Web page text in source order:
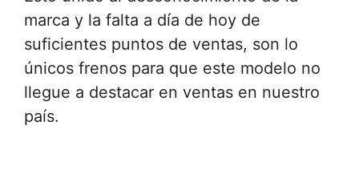
marca y la falta a día de hoy de
suficientes puntos de ventas, son lo
únicos frenos para que este modelo no
llegue a destacar en ventas en nuestro
país.